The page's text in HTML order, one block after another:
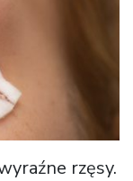
rzęsy.